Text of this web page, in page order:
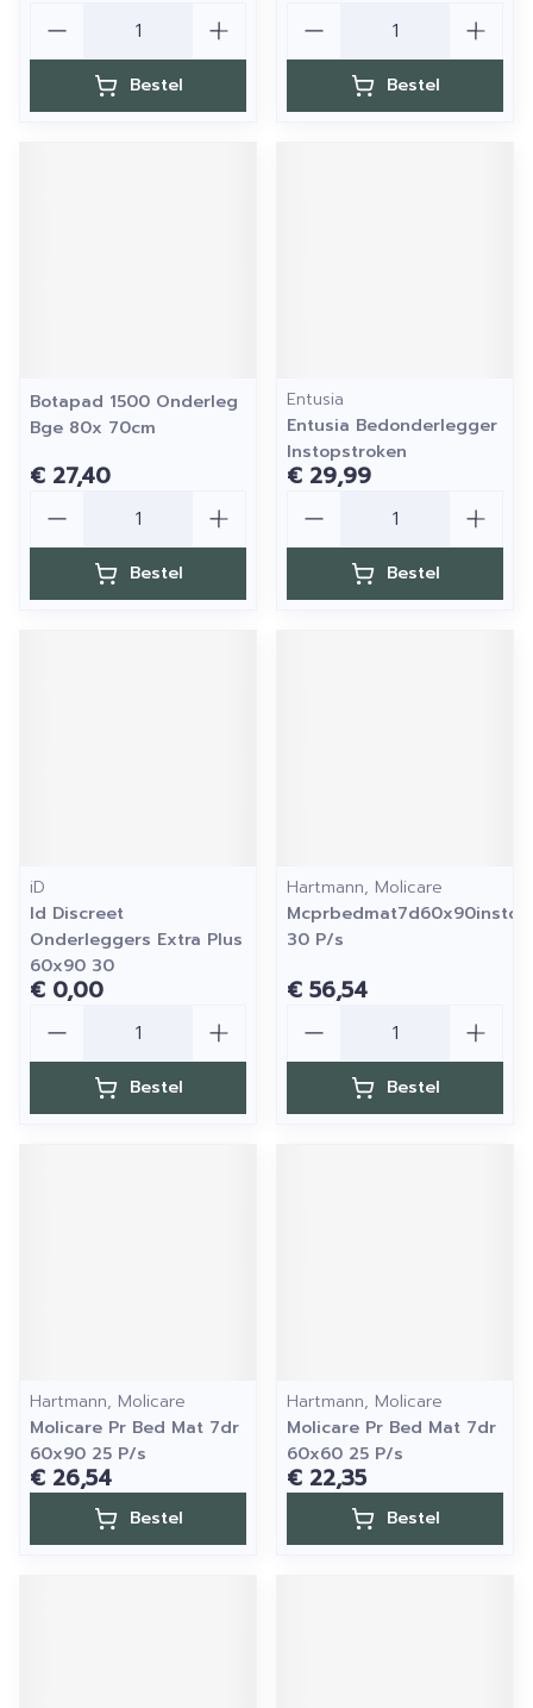
Bestel Bestel
Botapad 1500 Onderleg
Bge 80x 70cm
€ 27,40
Bestel
Entusia
Entusia Bedonderlegger
Instopstroken
€ 29,99
Bestel
iD
Id Discreet
Onderleggers Extra Plus
60x90 30
€ 0,00
Bestel
Hartmann, Molicare
30 P/s
€ 56,54
Bestel
Hartmann, Molicare
Molicare Pr Bed Mat 7dr
60x90 25 P/s
€ 26,54
Bestel
Hartmann, Molicare
Molicare Pr Bed Mat 7dr
60x60 25 P/s
€ 22,35
Bestel